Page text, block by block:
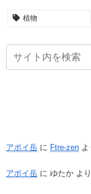
植物
アポイ岳 に Ftre-zen よ
アポイ岳 に ゆたか より